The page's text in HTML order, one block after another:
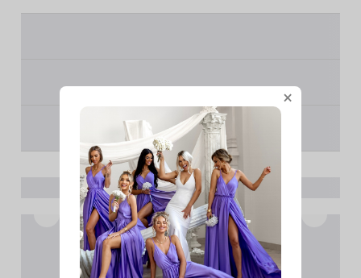
________
×